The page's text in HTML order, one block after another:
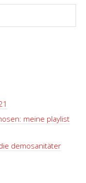
meine playlist
demosanitäter